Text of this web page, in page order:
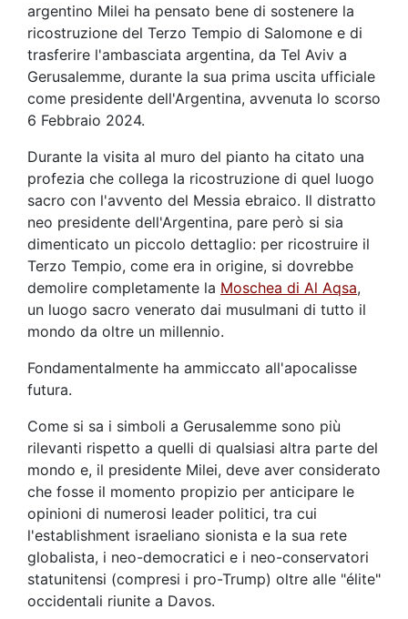
argentino Milei ha pensato bene di sostenere la
ricostruzione del Terzo Tempio di Salomone e di
trasferire l'ambasciata argentina, da Tel Aviv a
Gerusalemme, durante la sua prima uscita ufficiale
come presidente dell'Argentina, avvenuta lo scorso
6 Febbraio 2024.
Durante la visita al muro del pianto ha citato una
profezia che collega la ricostruzione di quel luogo
sacro con l'avvento del Messia ebraico. Il distratto
neo presidente dell'Argentina, pare però si sia
dimenticato un piccolo dettaglio: per ricostruire il
Terzo Tempio, come era in origine, si dovrebbe
demolire completamente la Moschea di Al Aqsa,
un luogo sacro venerato dai musulmani di tutto il
mondo da oltre un millennio.
Fondamentalmente ha ammiccato all'apocalisse
futura.
Come si sa i simboli a Gerusalemme sono più
rilevanti rispetto a quelli di qualsiasi altra parte del
mondo e, il presidente Milei, deve aver considerato
che fosse il momento propizio per anticipare le
opinioni di numerosi leader politici, tra cui
l'establishment israeliano sionista e la sua rete
globalista, i neo-democratici e i neo-conservatori
statunitensi (compresi i pro-Trump) oltre alle "élite"
occidentali riunite a Davos.